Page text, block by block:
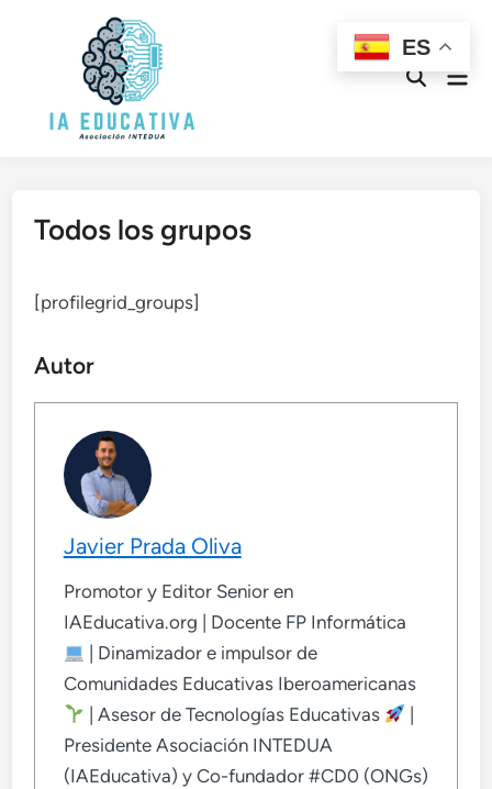
Abrir
Todos los grupos
[profilegrid_groups]
Autor
Javier Prada Oliva
Promotor y Editor Senior en
IAEducativa.org | Docente FP Informática
| Dinamizador e impulsor de
Comunidades Educativas Iberoamericanas
| Asesor de Tecnologías Educativas
Presidente Asociación INTEDUA
(IAEducativa) y Co-fundador #CD0 (ONGs)
ES